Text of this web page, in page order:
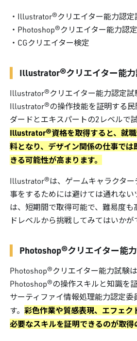
・Illustrator®クリエイター能力認定
・Photoshop®クリエイター能力認
・CGクリエイター検定
Illustrator®クリエイター能
Illustrator®クリエイター能力認定試
Illustrator®の操作技能を証明する民
ダードとエキスパートの2レベルで
Illustrator®資格を取得すると、就
料となり、デザイン関係の仕事では
きる可能性が高まります。
Illustrator®は、ゲームキャラクター
事をするためには避けては通れない
は、短期間で取得可能で、難易度も
ドレベルから挑戦してみてはいかが
Photoshop®クリエイター能
Photoshop®クリエイター能力試験
Photoshop®の操作スキルと知識を
サーティファイ情報処理能力認定委
す。 彩色作業や質感表現、エフェク
必要なスキルを証明できるのが取得